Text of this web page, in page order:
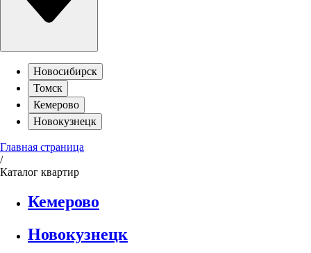
Новосибирск
Томск
Кемерово
Новокузнецк
Главная страница
/
Каталог квартир
Кемерово
Новокузнецк